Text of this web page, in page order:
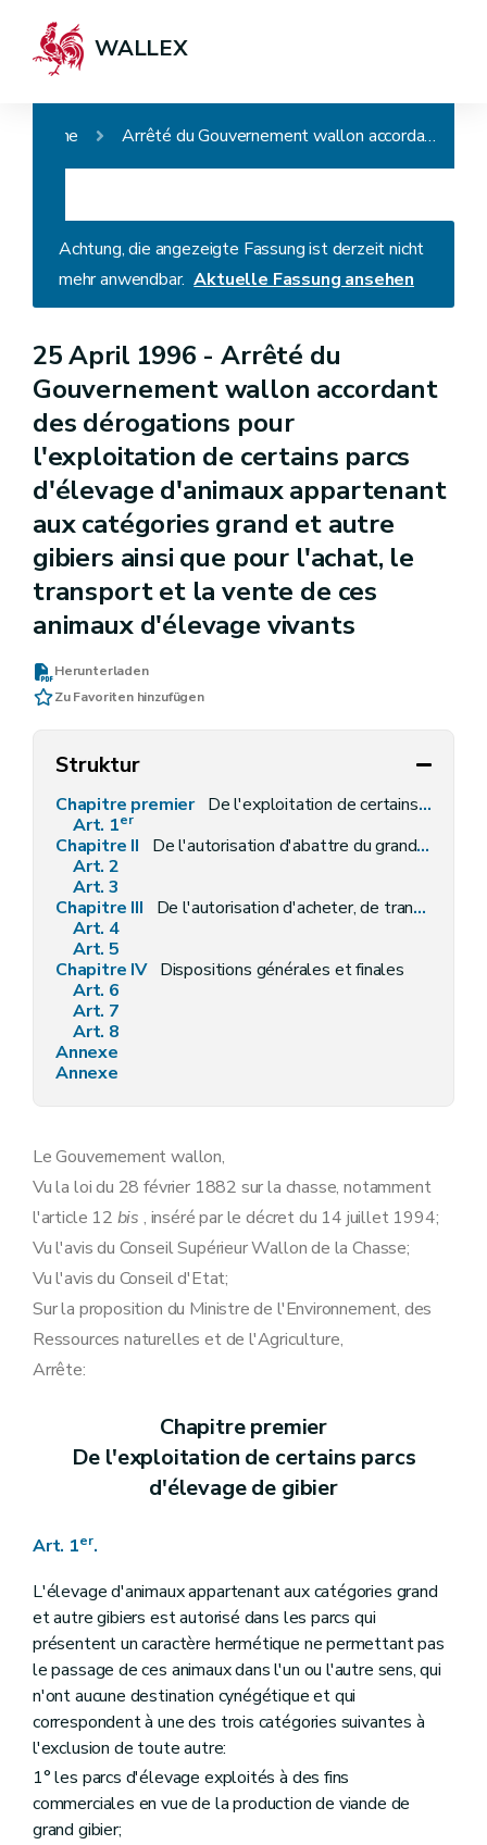
WALLEX
Home Arrêté du Gouvernement wallon accordant des dérogations pour l'exploitation de certains parcs d'élevage d'animaux appartenant aux catégories grand et autre gibiers ainsi que pour l'achat, le transport et la vente de ces animaux d'élevage vivants
Achtung, die angezeigte Fassung ist derzeit nicht
mehr anwendbar. Aktuelle Fassung ansehen
25 April 1996 -Arrêté du
Gouvernement wallon accordant
des dérogations pour
l'exploitation de certains parcs
d'élevage d'animaux appartenant
aux catégories grand et autre
gibiers ainsi que pour l'achat, le
transport et la vente de ces
animaux d'élevage vivants
Herunterladen
Zu Favoriten hinzufügen
Struktur
Chapitre premier De l'exploitation de certains parcs d'élevage de gibier
Art. 1er
Chapitre II
De l'autorisation d'abattre du grand gibier d'élevage
Art. 2
Art. 3
Chapitre III
De l'autorisation d'acheter, de transporter et de vendre des animaux vivants appartenant aux catégories grand et autre gibiers
Art. 4
Art. 5
Chapitre IV Dispositions générales et finales
Art. 6
Art. 7
Art. 8
Annexe
Annexe
Le Gouvernement wallon,
Vu la loi du 28 février 1882 sur la chasse, notamment
l'article 12 bis , inséré par le décret du 14 juillet 1994;
Vu l'avis du Conseil Supérieur Wallon de la Chasse;
Vu l'avis du Conseil d'Etat;
Sur la proposition du Ministre de l'Environnement, des
Ressources naturelles et de l'Agriculture,
Arrête:
Chapitre premier
De l'exploitation de certains parcs
d'élevage de gibier
Art. 1er.
L'élevage d'animaux appartenant aux catégories grand
et autre gibiers est autorisé dans les parcs qui
présentent un caractère hermétique ne permettant pas
le passage de ces animaux dans l'un ou l'autre sens, qui
n'ont aucune destination cynégétique et qui
correspondent à une des trois catégories suivantes à
l'exclusion de toute autre:
1° les parcs d'élevage exploités à des fins
commerciales en vue de la production de viande de
grand gibier;